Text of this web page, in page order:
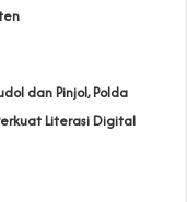
dan Pinjol, Polda
Literasi Digital